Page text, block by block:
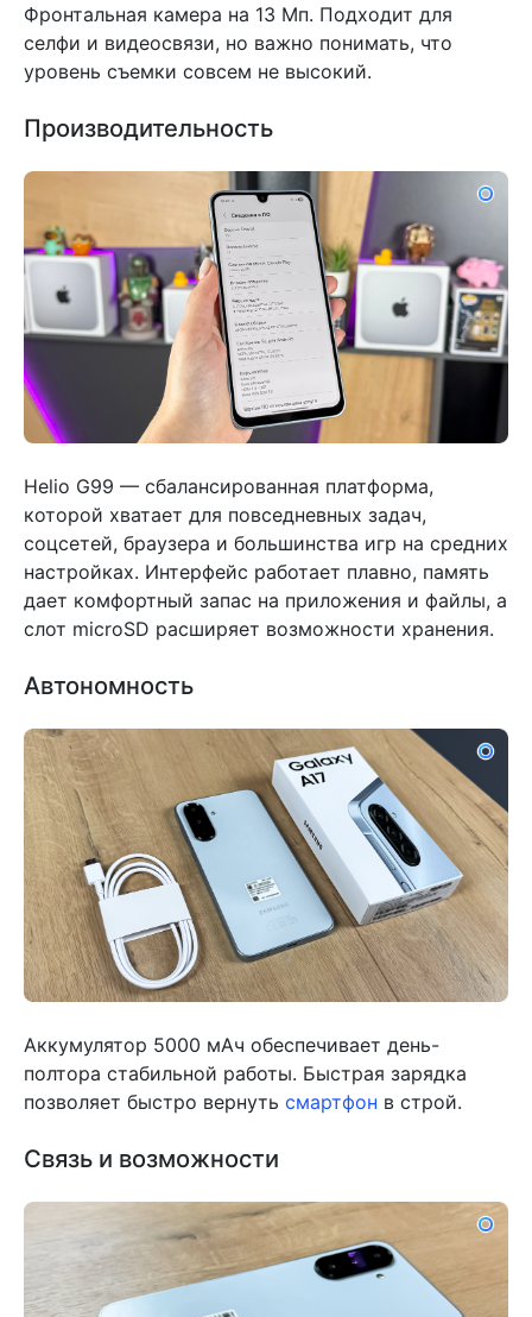
Фронтальная камера на 13 Мп. Подходит для
селфи и видеосвязи, но важно понимать, что
уровень съемки совсем не высокий.
Производительность
Helio G99 — сбалансированная платформа,
которой хватает для повседневных задач,
соцсетей, браузера и большинства игр на средних
настройках. Интерфейс работает плавно, память
дает комфортный запас на приложения и файлы, а
слот microSD расширяет возможности хранения.
Автономность
Аккумулятор 5000 мАч обеспечивает день-
полтора стабильной работы. Быстрая зарядка
позволяет быстро вернуть смартфон в строй.
Связь и возможности